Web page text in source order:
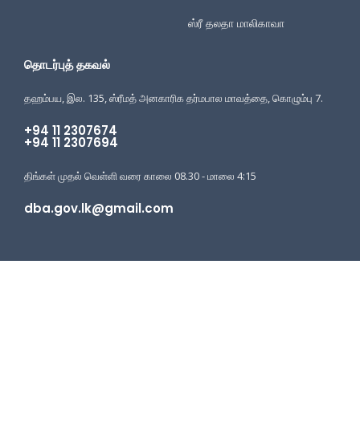
ஸ்ரீ தலதா மாலிகாவா
தொடர்புத் தகவல்
தஹம்பய, இல. 135, ஸ்ரீமத் அனகாரிக தர்மபால மாவத்தை, கொழும்பு 7.
+94 11 2307674
+94 11 2307694
திங்கள் முதல் வெள்ளி வரை காலை 08.30 - மாலை 4:15
dba.gov.lk@gmail.com